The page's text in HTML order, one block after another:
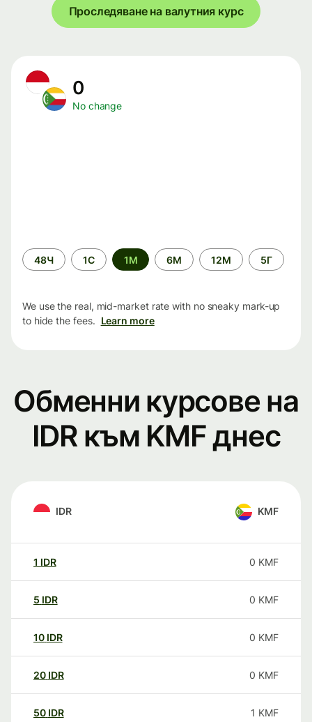
Проследяване на валутния курс
0
No change
Time
period
48Ч 1С 1М 6М 12М 5Г
We use the real, mid-market rate with no sneaky mark-up
to hide the fees. Learn more
Обменни курсове на
IDR към KMF днес
IDR KMF
1 IDR 0 KMF
5 IDR 0 KMF
10 IDR 0 KMF
20 IDR 0 KMF
50 IDR 1 KMF